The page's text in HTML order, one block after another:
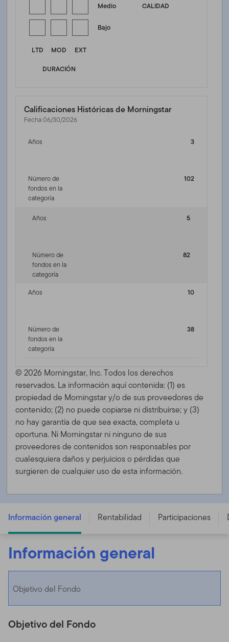
CALIDAD
Medio
Bajo
LTD MOD
EXT
DURACIÓN
Calificaciones Históricas de Morningstar
Fecha 06/30/2026
Años 3
Número de
fondos en la
categoría
102
Años 5
Número de
fondos en la
categoría
82
Años 10
Número de
fondos en la
categoría
38
© 2026 Morningstar, Inc. Todos los derechos
reservados. La información aquí contenida: (1) es
propiedad de Morningstar y/o de sus proveedores de
contenido; (2) no puede copiarse ni distribuirse; y (3)
no hay garantía de que sea exacta, completa u
oportuna. Ni Morningstar ni ninguno de sus
proveedores de contenidos son responsables por
cualesquiera daños y perjuicios o pérdidas que
surgieren de cualquier uso de esta información.
Franklin Global Sukuk Fund - A (Mdis) USD
Información general Rentabilidad Participaciones
Información general
Objetivo del Fondo
Objetivo del Fondo